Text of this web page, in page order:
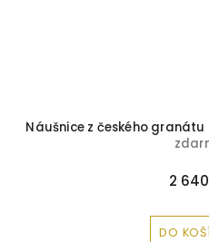
Náušnice z českého granátu
2
DO